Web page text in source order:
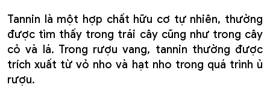
Tannin là một hợp chất hữu cơ tự nhiên, thường
được tìm thấy trong trái cây cũng như trong cây
cỏ và lá. Trong rượu vang, tannin thường được
trích xuất từ vỏ nho và hạt nho trong quá trình ủ
rượu.